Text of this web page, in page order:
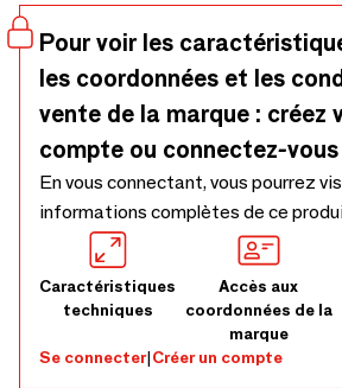
encombrant, il permet de mettre tout
l'intérieur ! So Frenchy
Pour voir les
les coordonnées et les
vente de la marque : créez
compte ou connectez-vous
En vous connectant, vous pourrez
informations complètes de ce
Caractéristiques
techniques
Accès aux
coordonnées de la
marque
Se connecter|Créer un compte